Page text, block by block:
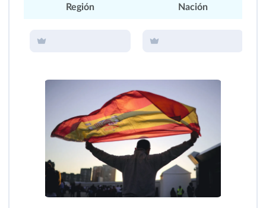
Región Nación